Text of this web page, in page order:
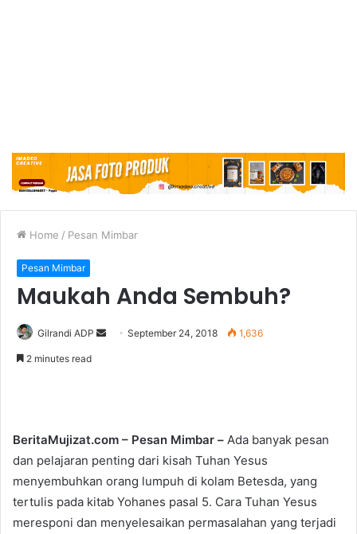
Home / Pesan Mimbar
Pesan Mimbar
Maukah Anda Sembuh?
Gilrandi ADP
e
m
a
i
l
September 24, 2018 1,636
2 minutes read
BeritaMujizat.com – Pesan Mimbar – Ada banyak pesan
dan pelajaran penting dari kisah Tuhan Yesus
menyembuhkan orang lumpuh di kolam Betesda, yang
tertulis pada kitab Yohanes pasal 5. Cara Tuhan Yesus
meresponi dan menyelesaikan permasalahan yang terjadi